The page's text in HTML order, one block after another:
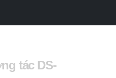
tác DS-